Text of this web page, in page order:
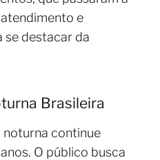
e
se destacar da
Brasileira
noturna continue
O público busca